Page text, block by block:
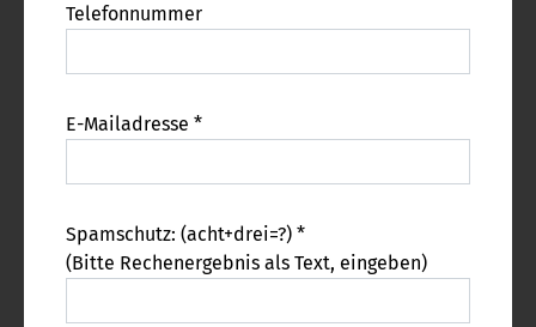
Telefonnummer
E-Mailadresse *
Spamschutz: (acht+drei=?) *
(Bitte Rechenergebnis als Text, eingeben)